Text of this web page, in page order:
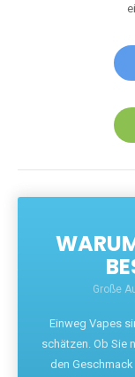
Große
Einweg Vapes
schätzen. Ob Sie
den